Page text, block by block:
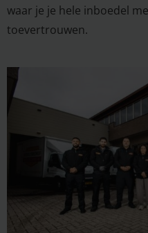
waar je je hele inboedel
toevertrouwen.